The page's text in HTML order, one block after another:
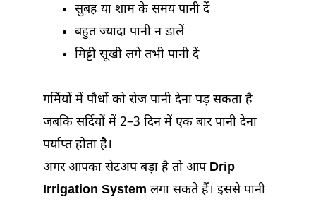
सुबह या शाम के समय पानी दें
बहुत ज्यादा पानी न डालें
मिट्टी सूखी लगे तभी पानी दें
गर्मियों में पौधों को रोज पानी देना पड़ सकता है
जबकि सर्दियों में 2–3 दिन में एक बार पानी देना
पर्याप्त होता है।
अगर आपका सेटअप बड़ा है तो आप Drip
Irrigation System लगा सकते हैं। इससे पानी